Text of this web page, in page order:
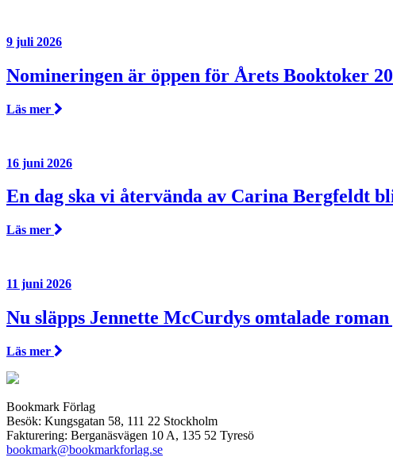
9 juli 2026
Nomineringen är öppen för Årets Booktoker
Läs mer
16 juni 2026
En dag ska vi återvända av Carina Bergfeldt
Läs mer
11 juni 2026
Nu släpps Jennette McCurdys omtalade roman
Läs mer
Bookmark Förlag
Besök: Kungsgatan 58, 111 22 Stockholm
Fakturering: Berganäsvägen 10 A, 135 52 Tyresö
bookmark@bookmarkforlag.se